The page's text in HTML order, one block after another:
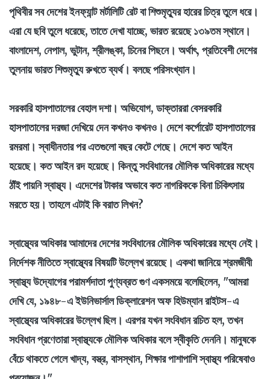
পৃথিবীর সব দেশের ইনফ্যান্ট মর্টালিটি রেট বা শিশুমৃত্যুর হারের চিত্র তুলে ধরে।
এরা যে ছবি তুলে ধরেছে, তাতে দেখা যাচ্ছে, ভারত রয়েছে ১৩৯তম স্থানে।
বাংলাদেশ, নেপাল, ভুটান, শ্রীলঙ্কা, চিনের পিছনে। অর্থাৎ, প্রতিবেশী দেশের
তুলনায় ভারত শিশুমৃত্যু রুখতে ব্যর্থ। বলছে পরিসংখ্যান।
সরকারি হাসপাতালের বেহাল দশা। অভিযোগ, ডাক্তাররা বেসরকারি
হাসপাতালের দরজা দেখিয়ে দেন কখনও কখনও। দেশে কর্পোরেট হাসপাতালের
রমরমা। স্বাধীনতার পর এতগুলো বছর কেটে গেছে। দেশে কত আইন
হয়েছে। কত আইন রদ হয়েছে। কিন্তু সংবিধানের মৌলিক অধিকারের মধ্যে
ঠাঁই পায়নি স্বাস্থ্য। এদেশের টাকার অভাবে কত নাগরিককে বিনা চিকিৎসায়
মরতে হয়। তাহলে এটাই কি বরাত লিখন?
স্বাস্থ্যের অধিকার আমাদের দেশের সংবিধানের মৌলিক অধিকারের মধ্যে নেই।
নির্দেশক নীতিতে স্বাস্থ্যের বিষয়টি উল্লেখ রয়েছে। একথা জানিয়ে শ্রমজীবী
স্বাস্থ্য উদ্যোগের পরামর্শদাতা পুণ্যব্রত গুণ একসময়ে বলেছিলেন, "আমরা
দেখি যে, ১৯৪৮-এ ইউনিভার্সাল ডিক্লারেশন অফ হিউম্যান রাইটস-এ
স্বাস্থ্যের অধিকারের উল্লেখ ছিল। এরপর যখন সংবিধান রচিত হল, তখন
সংবিধান প্রণেতারা স্বাস্থ্যকে মৌলিক অধিকার বলে স্বীকৃতি দেননি। মানুষকে
বেঁচে থাকতে গেলে খাদ্য, বস্ত্র, বাসস্থান, শিক্ষার পাশাপাশি স্বাস্থ্য পরিষেবাও